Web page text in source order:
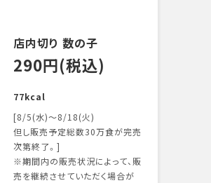
店内切り 数の子
290円(税込)
77kcal
[8/5(水)～8/18(火)
但し販売予定総数30万食が完売
次第終了。]
※期間内の販売状況によって、販
売を継続させていただく場合が